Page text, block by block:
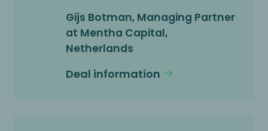
Gijs Botman, Managing Partner
at Mentha Capital,
Netherlands
Deal information